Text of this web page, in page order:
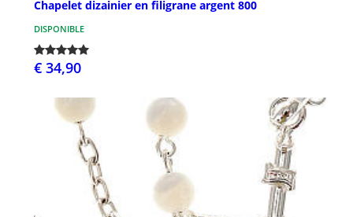
Chapelet dizainier en filigrane argent 800
DISPONIBLE
€ 34,90